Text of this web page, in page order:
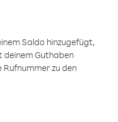
Saldo hinzugefügt,
deinem Guthaben
zu den